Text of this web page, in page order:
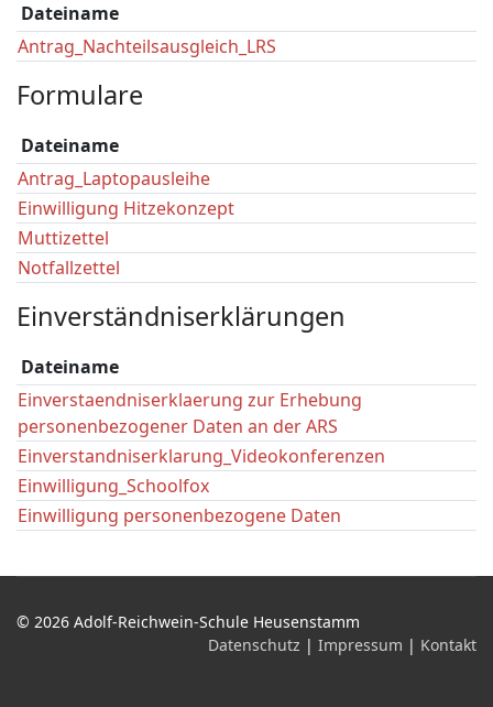
Dateiname
Antrag_Nachteilsausgleich_LRS
Formulare
Dateiname
Antrag_Laptopausleihe
Einwilligung Hitzekonzept
Muttizettel
Notfallzettel
Einverständniserklärungen
Dateiname
Einverstaendniserklaerung zur Erhebung
personenbezogener Daten an der ARS
Einverstandniserklarung_Videokonferenzen
Einwilligung_Schoolfox
Einwilligung personenbezogene Daten
© 2026 Adolf-Reichwein-Schule Heusenstamm
Datenschutz | Impressum | Kontakt